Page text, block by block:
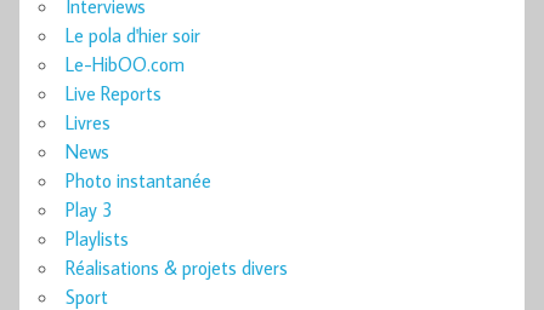
Interviews
Le pola d'hier soir
Le-HibOO.com
Live Reports
Livres
News
Photo instantanée
Play 3
Playlists
Réalisations & projets divers
Sport